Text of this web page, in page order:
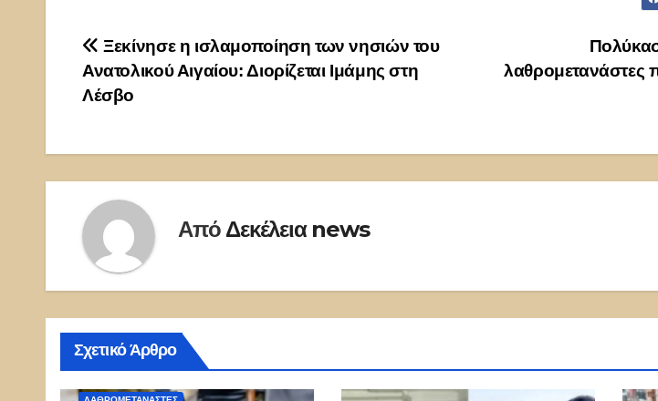
Πλοήγηση
άρθρων
λαθρομετανάστες
Ξεκίνησε η ισλαμοποίηση των νησιών του
Ανατολικού Αιγαίου: Διορίζεται Ιμάμης στη
Λέσβο
Από Δεκέλεια news
Σχετικό Άρθρο